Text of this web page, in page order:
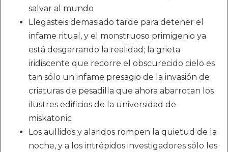
salvar al mundo
Llegasteis demasiado tarde para detener el
infame ritual, y el monstruoso primigenio ya
está desgarrando la realidad; la grieta
iridiscente que recorre el obscurecido cielo es
tan sólo un infame presagio de la invasión de
criaturas de pesadilla que ahora abarrotan los
ilustres edificios de la universidad de
miskatonic
Los aullidos y alaridos rompen la quietud de la
noche, y a los intrépidos investigadores sólo les